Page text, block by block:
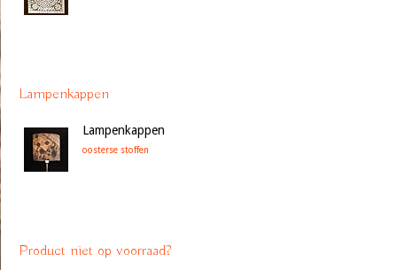
Lampenkappen
Lampenkappen
oosterse stoffen
Product niet op voorraad?